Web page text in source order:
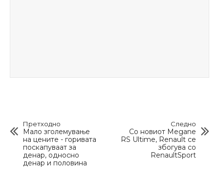
Претходно
Мало зголемување
на цените - горивата
поскапуваат за
денар, односно
денар и половина
Следно
Со новиот Megane
RS Ultime, Renault се
збогува со
RenaultSport